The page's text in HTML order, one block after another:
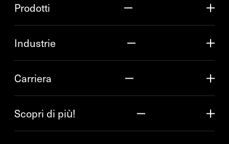
Prodotti
Industrie
Carriera
Scopri di più!